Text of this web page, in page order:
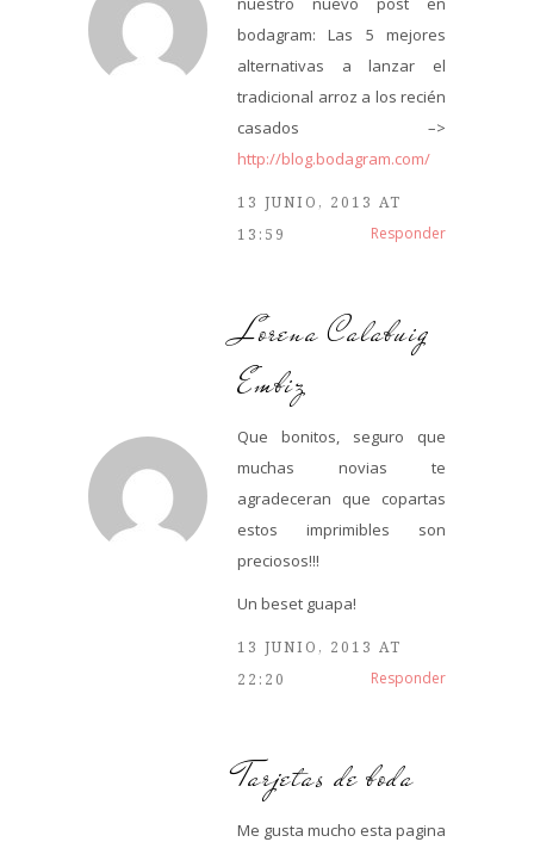
bodagram: Las 5 mejores
alternativas a lanzar el
tradicional arroz a los recién
casados –>
http://blog.bodagram.com/
13 JUNIO, 2013 AT
13:59
Responder
Lorena Calabuig
Embiz
Que bonitos, seguro que
muchas novias te
agradeceran que copartas
estos imprimibles son
preciosos!!!
Un beset guapa!
13 JUNIO, 2013 AT
22:20
Responder
Tarjetas de boda
Me gusta mucho esta pagina